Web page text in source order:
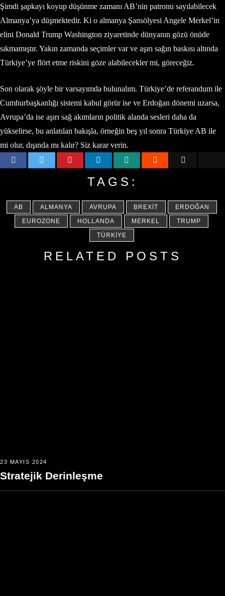
Şimdi şapkayı koyup düşünme zamanı AB’nin patronu sayılabilecek
Almanya’ya düşmektedir. Ki o almanya Şansölyesi Angele Merkel’in
elini Donald Trump Washington ziyaretinde dünyanın gözü önüde
sıkmamıştır. Yakın zamanda seçimler var ve aşırı sağın baskısı altında
Türkiye’ye flört etme riskini göze alabilecekler mi, göreceğiz.
Son olarak şöyle bir varsayımda bulunalım. Türkiye’de referandum ile
Cumhurbaşkanlığı sistemi kabul görür ise ve Erdoğan dönemi uzarsa,
Avrupa’da ise aşırı sağ akımların politik alanda sesleri daha da
yükselirse, bu anlatılan bakışla, örneğin beş yıl sonra Türkiye AB ile
mi olur, dışında mı kalır? Siz karar verin.
TAGS:
AB ALMANYA AVRUPA BREXIT
ERDOĞAN
EUROZONE
HOLLANDA MERKEL
TRUMP
TÜRKIYE
RELATED POSTS
23 MAYIS 2024
Stratejik Derinleşme